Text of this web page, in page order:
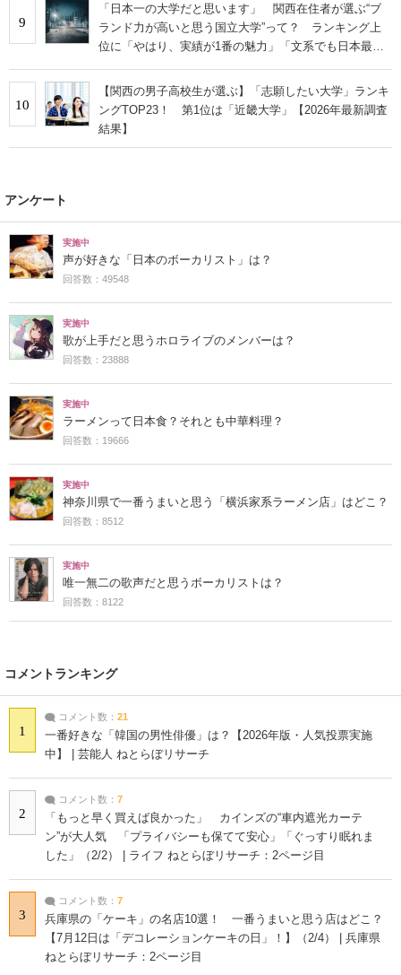
9
「日本一の大学だと思います」 関西在住者が選ぶ“ブ
ランド力が高いと思う国立大学”って？ ランキング上
位に「やはり、実績が1番の魅力」「文系でも日本最高
10
【関西の男子高校生が選ぶ】「志願したい大学」ランキ
ングTOP23！ 第1位は「近畿大学」【2026年最新調査
結果】
アンケート
実施中
声が好きな「日本のボーカリスト」は？
回答数：49548
実施中
歌が上手だと思うホロライブのメンバーは？
回答数：23888
実施中
ラーメンって日本食？それとも中華料理？
回答数：19666
実施中
神奈川県で一番うまいと思う「横浜家系ラーメン店」はどこ？
回答数：8512
実施中
唯一無二の歌声だと思うボーカリストは？
回答数：8122
コメントランキング
1
コメント数： 21
一番好きな「韓国の男性俳優」は？【2026年版・人気投票実施
中】 | 芸能人 ねとらぼリサーチ
2
コメント数： 7
「もっと早く買えば良かった」 カインズの“車内遮光カーテ
ン”が大人気 「プライバシーも保てて安心」「ぐっすり眠れま
した」（2/2） | ライフ ねとらぼリサーチ：2ページ目
3
コメント数： 7
兵庫県の「ケーキ」の名店10選！ 一番うまいと思う店はどこ？
【7月12日は「デコレーションケーキの日」！】（2/4） | 兵庫県
ねとらぼリサーチ：2ページ目